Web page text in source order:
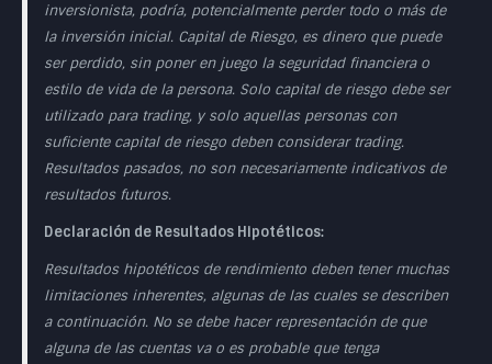
inversionista, podría, potencialmente perder todo o más de
la inversión inicial. Capital de Riesgo, es dinero que puede
ser perdido, sin poner en juego la seguridad financiera o
estilo de vida de la persona. Solo capital de riesgo debe ser
utilizado para trading, y solo aquellas personas con
suficiente capital de riesgo deben considerar trading.
Resultados pasados, no son necesariamente indicativos de
resultados futuros.
Declaración de Resultados Hipotéticos:
Resultados hipotéticos de rendimiento deben tener muchas
limitaciones inherentes, algunas de las cuales se describen
a continuación. No se debe hacer representación de que
alguna de las cuentas va o es probable que tenga